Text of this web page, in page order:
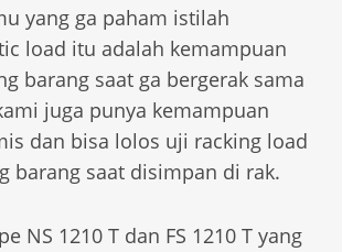
yang ga paham istilah
load itu adalah kemampuan
barang saat ga bergerak sama
juga punya kemampuan
dan bisa lolos uji racking load
barang saat disimpan di rak.
NS 1210 T dan FS 1210 T yang